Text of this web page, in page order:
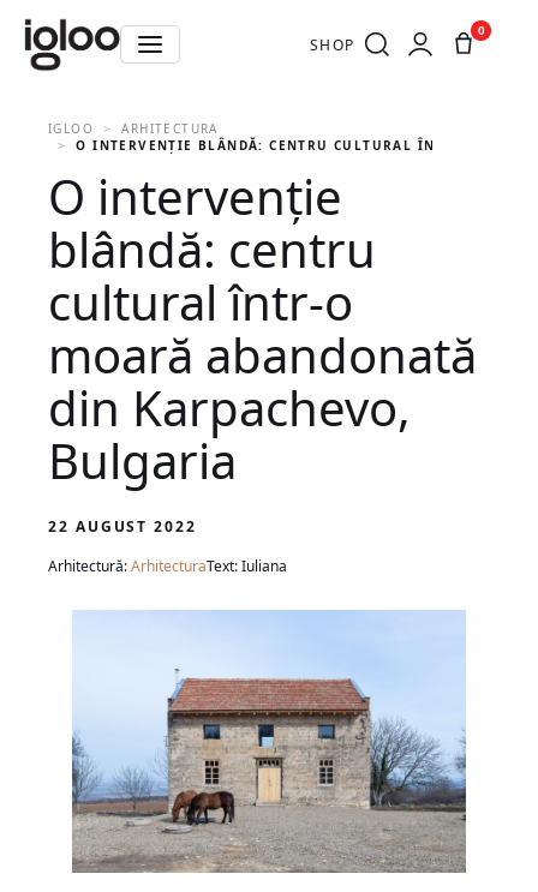
SHOP
0
IGLOO
ARHITECTURA
O INTERVENȚIE BLÂNDĂ: CENTRU CULTURAL ÎNTR-O
O intervenție
blândă: centru
cultural într-o
moară abandonată
din Karpachevo,
Bulgaria
22 AUGUST 2022
Arhitectură:ArhitecturaText: Iuliana